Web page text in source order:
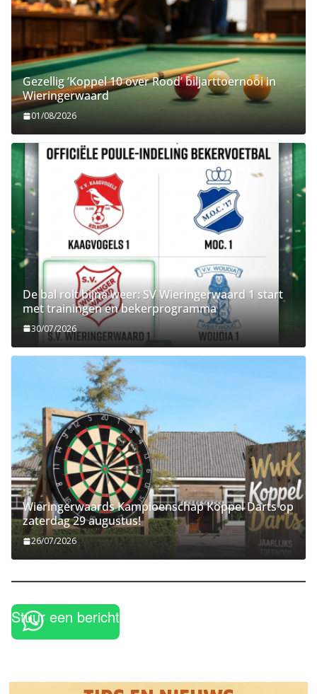
Gezellig ‘Koppel 10 over Rood’ biljarttoernooi in
Wieringerwaard
01/08/2026
De bal rolt bijna weer: SV Wieringerwaard 1 start
met trainingen en bekerprogramma
30/07/2026
Wieringerwaards Kampioenschap Koppel Darts op
zaterdag 29 augustus!
26/07/2026
Stuur een bericht